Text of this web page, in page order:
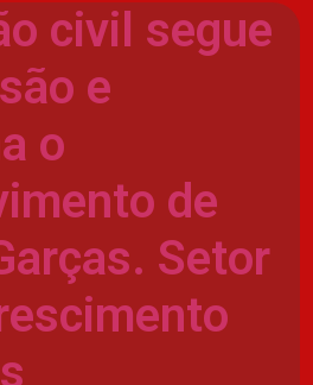
civil segue
e
o
de
Setor